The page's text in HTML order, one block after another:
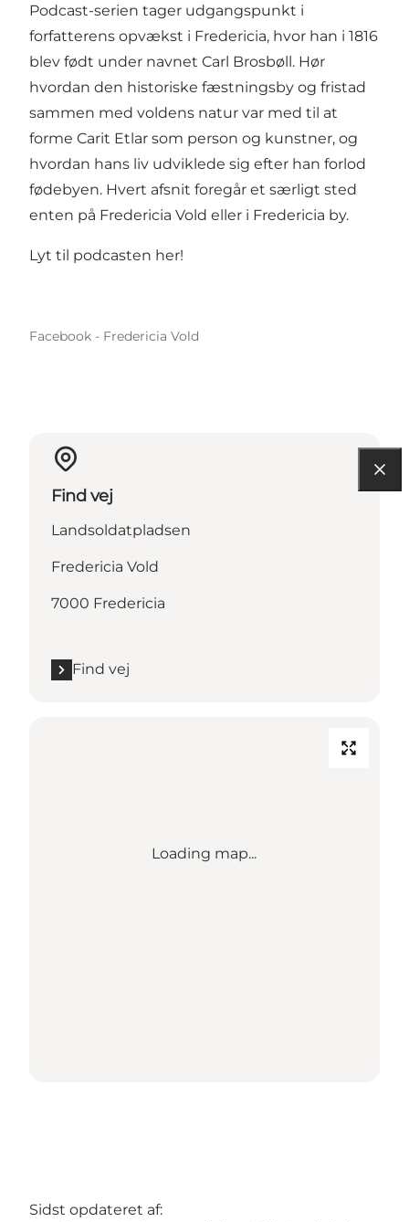
Podcast-serien tager udgangspunkt i
forfatterens opvækst i Fredericia, hvor han i 1816
blev født under navnet Carl Brosbøll. Hør
hvordan den historiske fæstningsby og fristad
sammen med voldens natur var med til at
forme Carit Etlar som person og kunstner, og
hvordan hans liv udviklede sig efter han forlod
fødebyen. Hvert afsnit foregår et særligt sted
enten på Fredericia Vold eller i Fredericia by.
Lyt til podcasten her!
Facebook - Fredericia Vold
Find vej
Landsoldatpladsen
Fredericia Vold
7000 Fredericia
Find vej
Loading map...
Sidst opdateret af: